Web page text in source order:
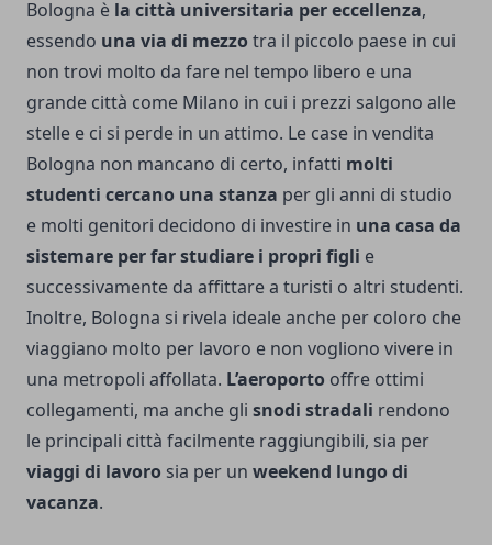
Bologna è la città universitaria per eccellenza,
essendo una via di mezzo tra il piccolo paese in cui
non trovi molto da fare nel tempo libero e una
grande città come Milano in cui i prezzi salgono alle
stelle e ci si perde in un attimo. Le case in vendita
Bologna non mancano di certo, infatti molti
studenti cercano una stanza per gli anni di studio
e molti genitori decidono di investire in una casa da
sistemare per far studiare i propri figli e
successivamente da affittare a turisti o altri studenti.
Inoltre, Bologna si rivela ideale anche per coloro che
viaggiano molto per lavoro e non vogliono vivere in
una metropoli affollata. L’aeroporto offre ottimi
collegamenti, ma anche gli snodi stradali rendono
le principali città facilmente raggiungibili, sia per
viaggi di lavoro sia per un weekend lungo di
vacanza.